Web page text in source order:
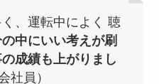
、運転中によく 聴
の中にいい考えが刷
成績も上がりまし
社員）